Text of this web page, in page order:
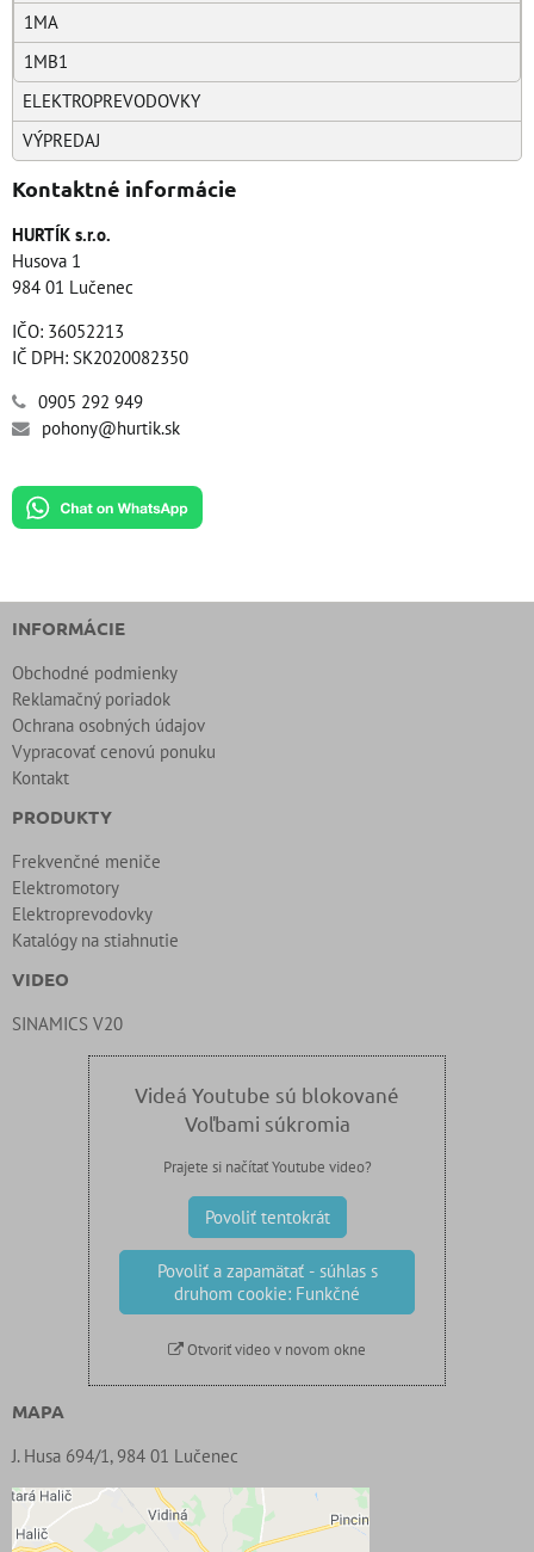
1MA
1MB1
ELEKTROPREVODOVKY
VÝPREDAJ
Kontaktné informácie
HURTÍK s.r.o.
Husova 1
984 01 Lučenec
IČO: 36052213
IČ DPH: SK2020082350
0905 292 949
pohony@hurtik.sk
INFORMÁCIE
Obchodné podmienky
Reklamačný poriadok
Ochrana osobných údajov
Vypracovať cenovú ponuku
Kontakt
PRODUKTY
Frekvenčné meniče
Elektromotory
Elektroprevodovky
Katalógy na stiahnutie
VIDEO
SINAMICS V20
Videá Youtube sú blokované
Voľbami súkromia
Prajete si načítať Youtube video?
Povoliť tentokrát
Povoliť a zapamätať - súhlas s
druhom cookie: Funkčné
Otvoriť video v novom okne
MAPA
J. Husa 694/1, 984 01 Lučenec